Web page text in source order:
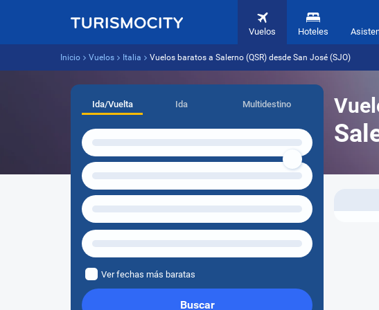
Vuelos Hoteles
Inicio Vuelos Italia Vuelos baratos a Salerno (QSR) desde San José (SJO)
Ida/Vuelta Ida Multidestino
Ver fechas más baratas
Buscar